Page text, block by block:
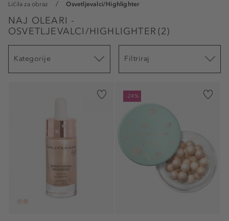
Ličila za obraz
Osvetljevalci/Highlighter
NAJ OLEARI -
OSVETLJEVALCI/HIGHLIGHTER (2)
Kategorije Filtriraj
-24%